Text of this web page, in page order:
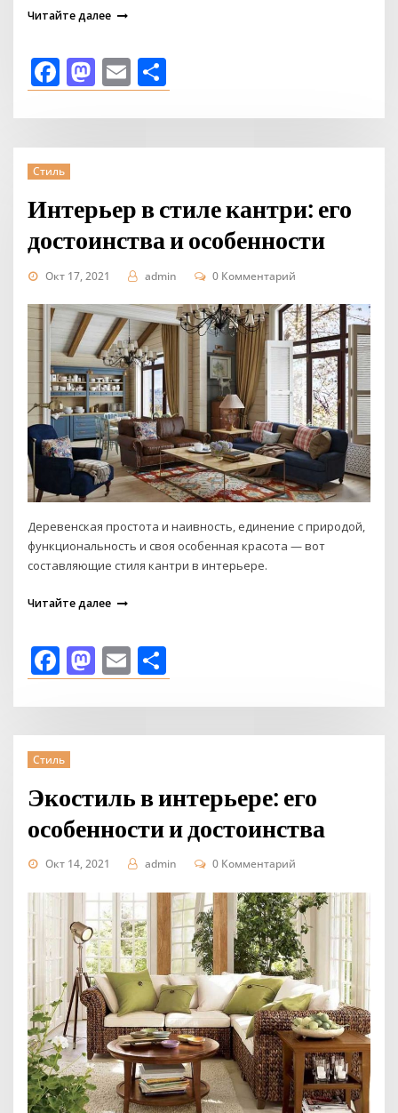
Читайте далее
Facebook
Mastodon
Email
Стиль
Интерьер в стиле кантри: его
достоинства и особенности
Окт 17, 2021 admin 0 Комментарий
Деревенская простота и наивность, единение с природой,
функциональность и своя особенная красота — вот
составляющие стиля кантри в интерьере.
Читайте далее
Facebook
Mastodon
Email
Стиль
Экостиль в интерьере: его
особенности и достоинства
Окт 14, 2021 admin 0 Комментарий